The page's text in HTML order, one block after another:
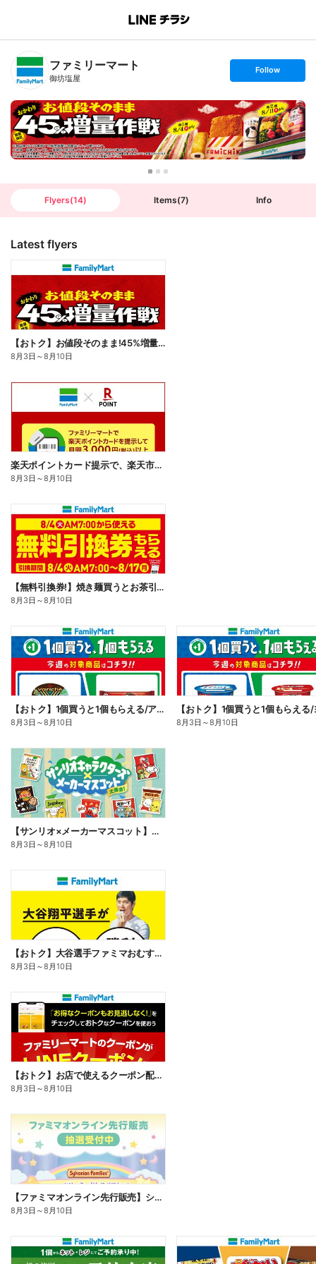
B
n
T
ファミリーマート
御坊塩屋
s
t
o
l
l
o
w
Follow
Flyers(14) Items(7) Info
Latest flyers
【おトク】お値段そのまま!45%増量作戦!
8月3日 ～8月10日
楽天ポイントカード提示で、楽天市場でのお買い物がおトクに!
8月3日 ～8月10日
【無料引換券!】焼き麺買うとお茶引換券貰える!
8月3日 ～8月10日
【おトク】1個買うと1個もらえる/アイス
8月3日 ～8月10日 8月3日 ～8月10日
【サンリオ×メーカーマスコット】オリジナルグッズ貰える!
8月3日 ～8月10日
【おトク】大谷選手ファミマおむすび割
8月3日 ～8月10日
【おトク】お店で使えるクーポン配信中
8月3日 ～8月10日
【ファミマオンライン先行販売】シルバニアファミリー
8月3日 ～8月10日